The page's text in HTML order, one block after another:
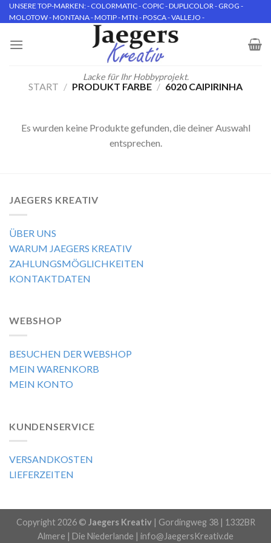
Skip
to
UNSERE TOP-MARKEN: - COLORMATIC - COPIC - DUPLICOLOR - GROG -
MOLOTOW - MONTANA - MOTIP - MTN - POSCA - VALLEJO -
Lacke für Ihr Hobbyprojekt.
START / PRODUKT FARBE / 6020 CAIPIRINHA
Es wurden keine Produkte gefunden, die deiner Auswahl
entsprechen.
JAEGERS KREATIV
ÜBER UNS
WARUM JAEGERS KREATIV
ZAHLUNGSMÖGLICHKEITEN
KONTAKTDATEN
WEBSHOP
BESUCHEN DER WEBSHOP
MEIN WARENKORB
MEIN KONTO
KUNDENSERVICE
VERSANDKOSTEN
LIEFERZEITEN
Copyright 2026 © Jaegers Kreativ| Gordingweg 38 | 1332BR
Almere | Die Niederlande | info@JaegersKreativ.de